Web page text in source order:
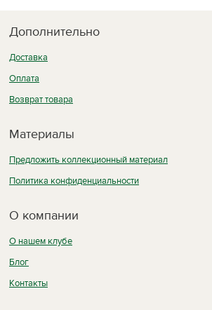
Дополнительно
Доставка
Оплата
Возврат товара
Материалы
Предложить коллекционный материал
Политика конфиденциальности
О компании
О нашем клубе
Блог
Контакты